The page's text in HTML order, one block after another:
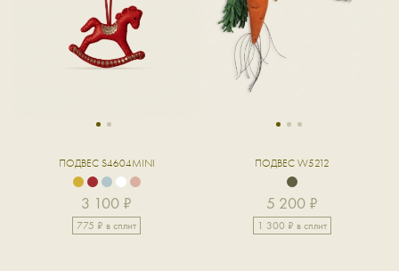
1 2
ПОДВЕС S4604MINI
3 100 ₽
775 ₽ в сплит
1 2 3
ПОДВЕС W5212
5 200 ₽
1 300 ₽ в сплит